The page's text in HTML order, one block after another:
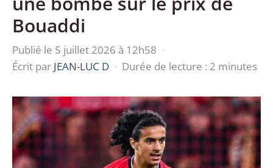
Bouaddi
Publié le 5 juillet 2026 à 12h58 ·
Écrit par JEAN-LUC D · Durée de lecture : 2 minutes